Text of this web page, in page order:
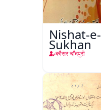
Nishat-e-
Sukhan
कौसर चाँदपुरी